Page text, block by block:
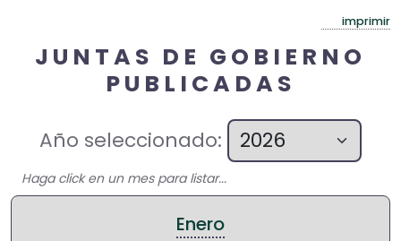
imprimir
JUNTAS DE GOBIERNO
PUBLICADAS
Año seleccionado:
Haga click en un mes para listar...
Enero